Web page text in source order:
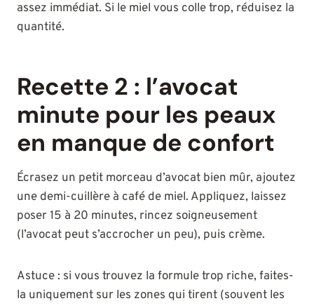
assez immédiat. Si le miel vous colle trop, réduisez la
quantité.
Recette 2 : l’avocat
minute pour les peaux
en manque de confort
Écrasez un petit morceau d’avocat bien mûr, ajoutez
une demi-cuillère à café de miel. Appliquez, laissez
poser 15 à 20 minutes, rincez soigneusement
(l’avocat peut s’accrocher un peu), puis crème.
Astuce : si vous trouvez la formule trop riche, faites-
la uniquement sur les zones qui tirent (souvent les